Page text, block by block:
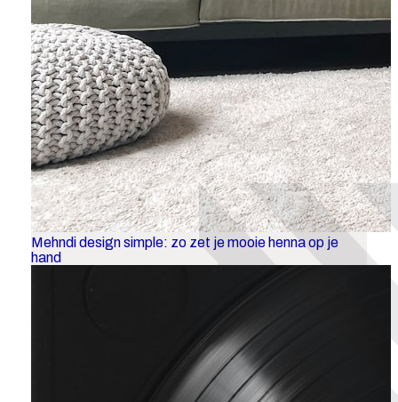
Mehndi design simple: zo zet je mooie henna op je
hand